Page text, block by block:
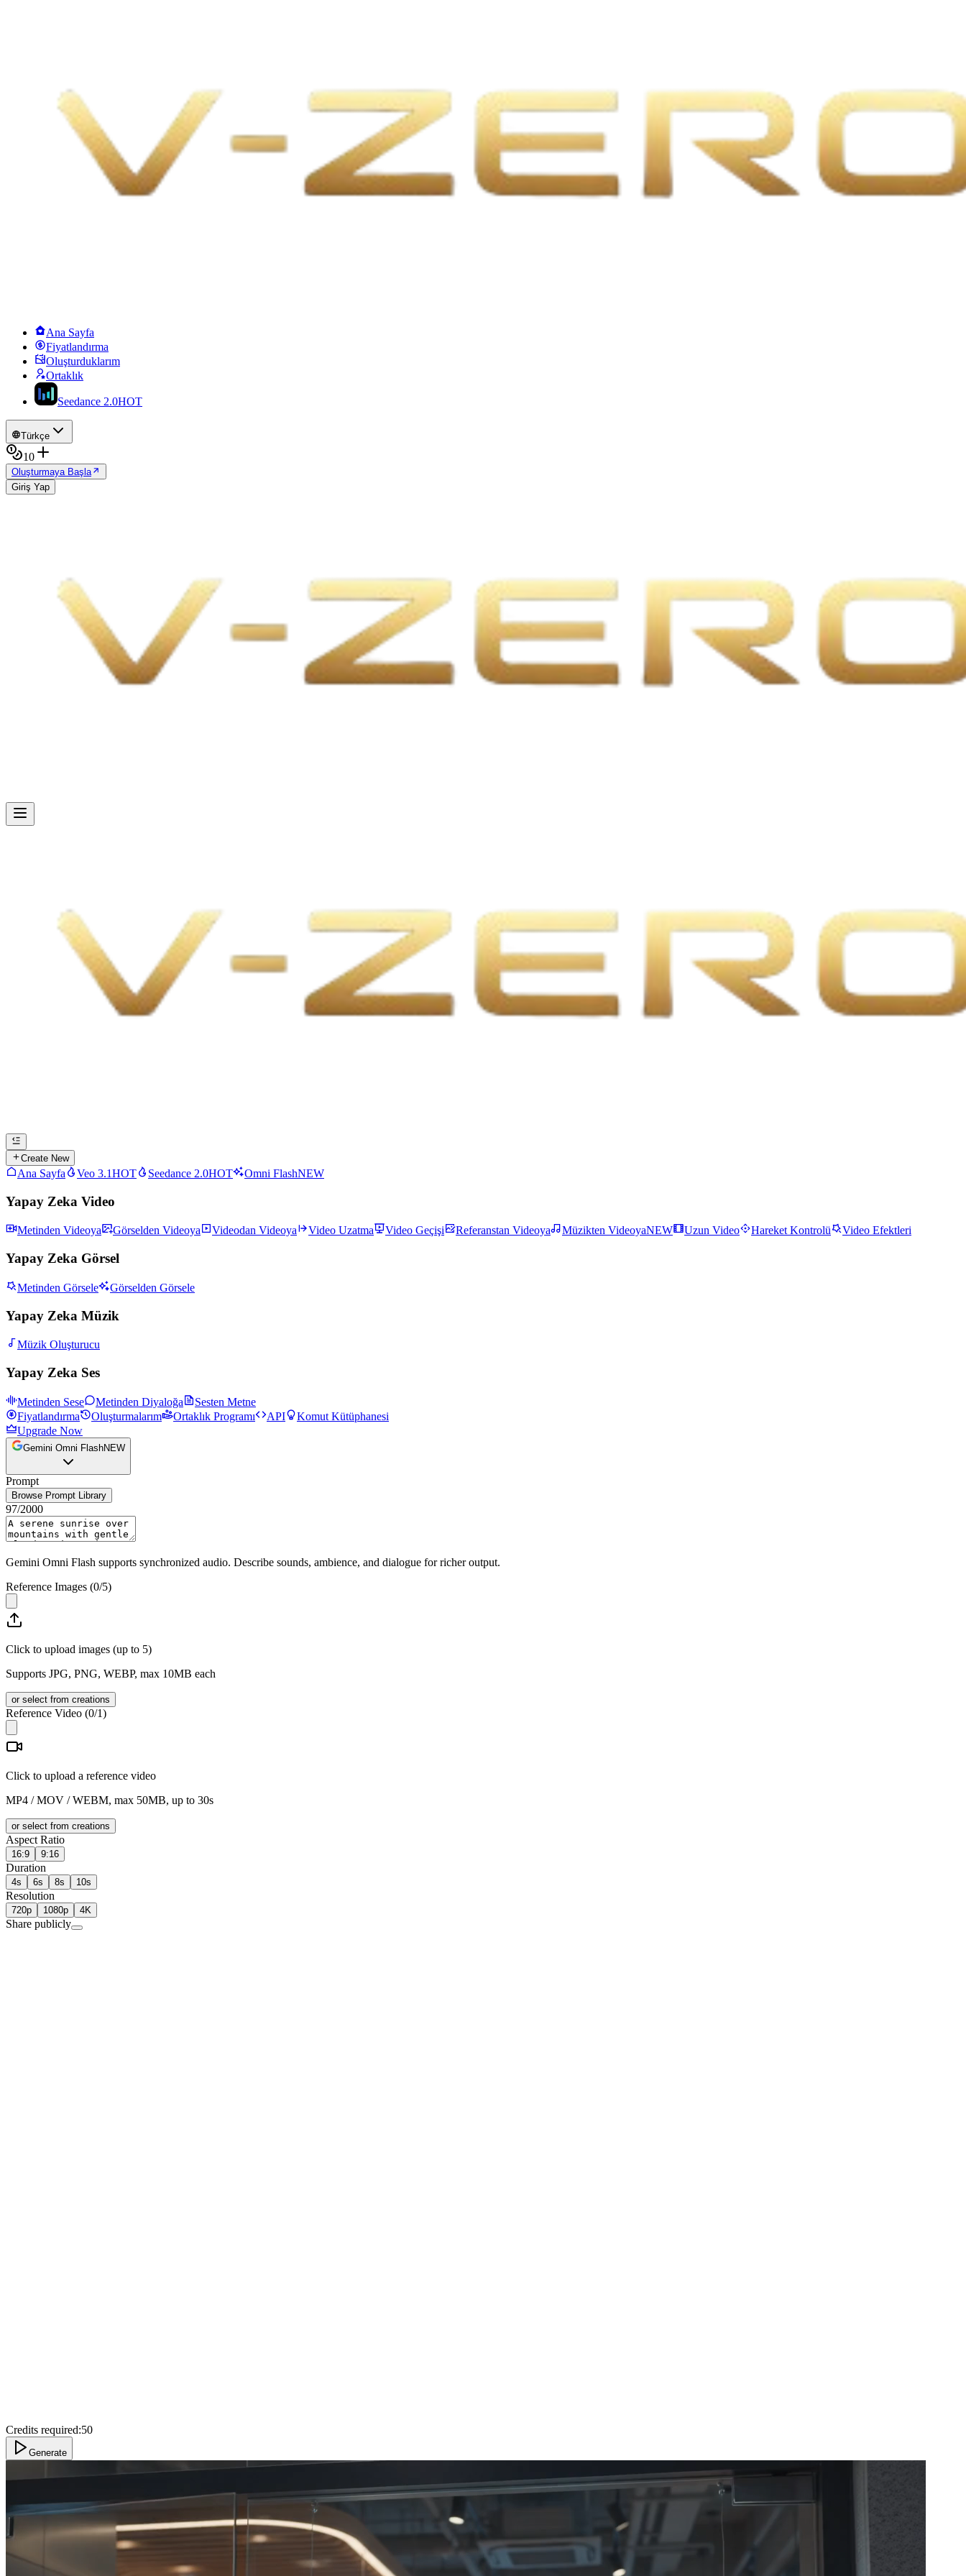
Ana Sayfa
Fiyatlandırma
Oluşturduklarım
Ortaklık
Seedance 2.0HOT
Türkçe
10
Oluşturmaya Başla
Giriş Yap
Create New
Ana Sayfa Veo 3.1HOT Seedance 2.0HOT Omni FlashNEW
Yapay Zeka Video
Metinden Videoya Görselden Videoya Videodan Videoya Video Uzatma Video Geçişi Referanstan Videoya Müzikten VideoyaNEW Uzun Video Hareket Kontrolü Video Efektleri
Yapay Zeka Görsel
Metinden Görsele Görselden Görsele
Yapay Zeka Müzik
Müzik Oluşturucu
Yapay Zeka Ses
Metinden Sese Metinden Diyaloğa
Sesten Metne
Fiyatlandırma
Oluşturmalarım Ortaklık Programı API
Komut Kütüphanesi
Upgrade Now
Gemini Omni FlashNEW
Prompt
Browse Prompt Library
97/2000
Gemini Omni Flash supports synchronized audio. Describe sounds, ambience, and dialogue for richer output.
Reference Images (0/5)
Click to upload images (up to 5)
Supports JPG, PNG, WEBP, max 10MB each
or select from creations
Reference Video (0/1)
Click to upload a reference video
MP4 / MOV / WEBM, max 50MB, up to 30s
or select from creations
Aspect Ratio
16:9 9:16
Duration
4s 6s 8s 10s
Resolution
720p 1080p 4K
Share publicly
Credits required:50
Generate